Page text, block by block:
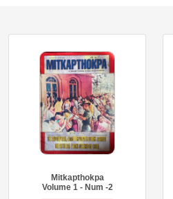
Mitkapthokpa
Volume 1 - Num -2